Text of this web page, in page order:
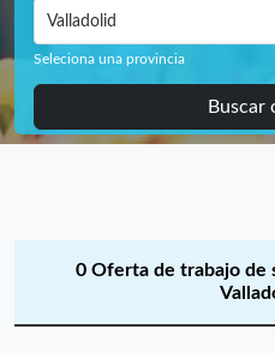
Valladolid
Seleciona una provincia
Buscar
0 Oferta de trabajo de